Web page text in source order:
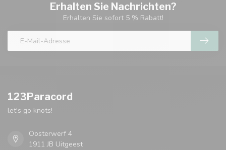
Erhalten Sie Nachrichten?
Erhalten Sie sofort 5 % Rabatt!
123Paracord
let's go knots!
Oosterwerf 4
1911 JB Uitgeest